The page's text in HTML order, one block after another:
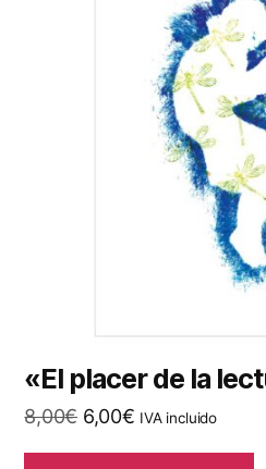
«El placer de la
8,00€ El
6,00€ElIVA incluido